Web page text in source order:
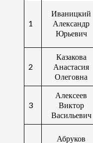
1
Иваницкий
Александр
Юрьевич
2
Казакова
Анастасия
Олеговна
3
Алексеев
Виктор
Васильевич
Абруков